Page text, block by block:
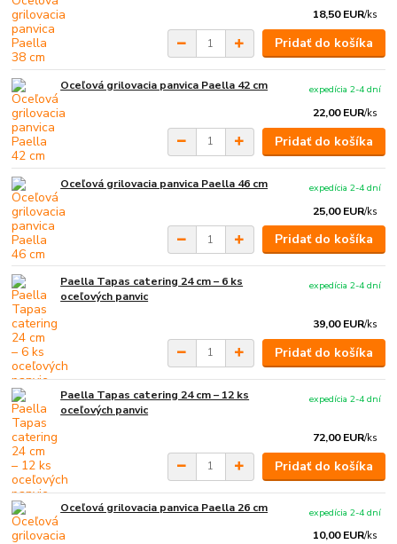
18,50 EUR/ks
Pridať do košíka
Oceľová grilovacia panvica Paella 42 cm
22,00 EUR/ks
expedícia 2-4 dní
Pridať do košíka
Oceľová grilovacia panvica Paella 46 cm
25,00 EUR/ks
expedícia 2-4 dní
Pridať do košíka
Paella Tapas catering 24 cm – 6 ks
oceľových panvic
39,00 EUR/ks
expedícia 2-4 dní
Pridať do košíka
Paella Tapas catering 24 cm – 12 ks
oceľových panvic
72,00 EUR/ks
expedícia 2-4 dní
Pridať do košíka
Oceľová grilovacia panvica Paella 26 cm
10,00 EUR/ks
expedícia 2-4 dní